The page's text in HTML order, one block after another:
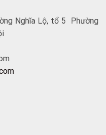
Nghĩa Lộ, tổ 5 Phường